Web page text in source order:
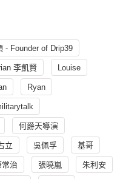
- Founder of Drip39
李凱賢 Louise
Ryan
何爵天導演
立 吳佩孚 基哥
常治 張曉嵐 朱利安